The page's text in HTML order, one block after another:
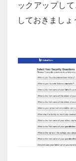
ックアップし
しておきましょ